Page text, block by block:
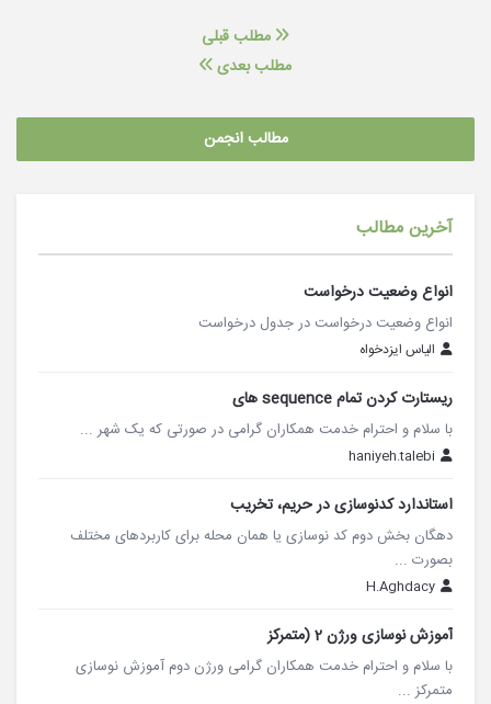
مطلب قبلی
مطلب بعدی
مطالب انجمن
آخرین مطالب
انواع وضعیت درخواست
انواع وضعیت درخواست در جدول درخواست
الیاس ایزدخواه
ریستارت کردن تمام sequence های
با سلام و احترام خدمت همکاران گرامی در صورتی که یک شهر ...
haniyeh.talebi
استاندارد کدنوسازی در حریم، تخریب
دهگان بخش دوم کد نوسازی یا همان محله برای کاربردهای مختلف
بصورت ...
H.Aghdacy
آموزش نوسازی ورژن 2 (متمرکز
با سلام و احترام خدمت همکاران گرامی ورژن دوم آموزش نوسازی
متمرکز ...